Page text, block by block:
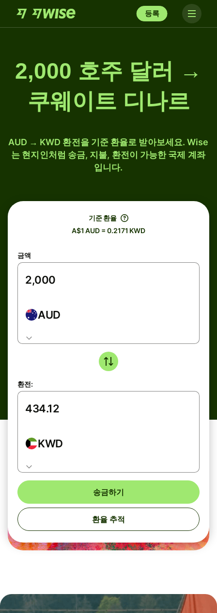
등록
2,000 호주 달러 →
쿠웨이트 디나르
AUD → KWD 환전을 기준 환율로 받아보세요. Wise
는 현지인처럼 송금, 지불, 환전이 가능한 국제 계좌
입니다.
기준 환율
A$1 AUD = 0.2171 KWD
금액
AUD
환전:
KWD
송금하기
환율 추적